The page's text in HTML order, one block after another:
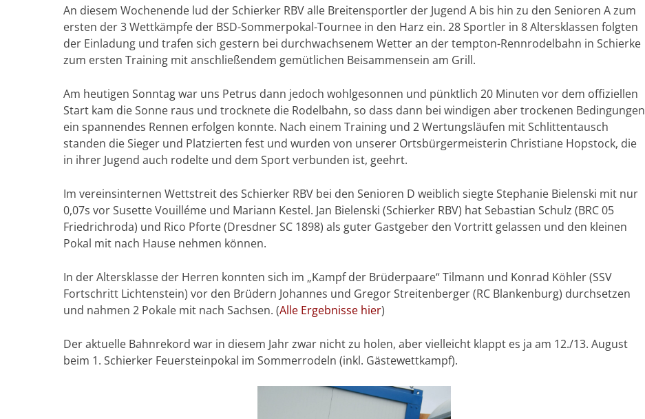
An diesem Wochenende lud der Schierker RBV alle Breitensportler der Jugend A bis hin zu den Senioren A zum
ersten der 3 Wettkämpfe der BSD-Sommerpokal-Tournee in den Harz ein. 28 Sportler in 8 Altersklassen folgten
der Einladung und trafen sich gestern bei durchwachsenem Wetter an der tempton-Rennrodelbahn in Schierke
zum ersten Training mit anschließendem gemütlichen Beisammensein am Grill.
Am heutigen Sonntag war uns Petrus dann jedoch wohlgesonnen und pünktlich 20 Minuten vor dem offiziellen
Start kam die Sonne raus und trocknete die Rodelbahn, so dass dann bei windigen aber trockenen Bedingungen
ein spannendes Rennen erfolgen konnte. Nach einem Training und 2 Wertungsläufen mit Schlittentausch
standen die Sieger und Platzierten fest und wurden von unserer Ortsbürgermeisterin Christiane Hopstock, die
in ihrer Jugend auch rodelte und dem Sport verbunden ist, geehrt.
Im vereinsinternen Wettstreit des Schierker RBV bei den Senioren D weiblich siegte Stephanie Bielenski mit nur
0,07s vor Susette Vouilléme und Mariann Kestel. Jan Bielenski (Schierker RBV) hat Sebastian Schulz (BRC 05
Friedrichroda) und Rico Pforte (Dresdner SC 1898) als guter Gastgeber den Vortritt gelassen und den kleinen
Pokal mit nach Hause nehmen können.
In der Altersklasse der Herren konnten sich im „Kampf der Brüderpaare“ Tilmann und Konrad Köhler (SSV
Fortschritt Lichtenstein) vor den Brüdern Johannes und Gregor Streitenberger (RC Blankenburg) durchsetzen
und nahmen 2 Pokale mit nach Sachsen. (Alle Ergebnisse hier)
Der aktuelle Bahnrekord war in diesem Jahr zwar nicht zu holen, aber vielleicht klappt es ja am 12./13. August
beim 1. Schierker Feuersteinpokal im Sommerrodeln (inkl. Gästewettkampf).